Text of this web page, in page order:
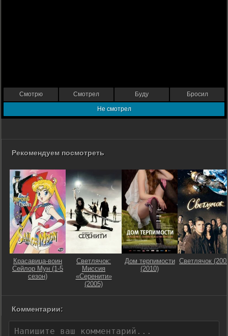
Смотрю Смотрел Буду Бросил
Не смотрел
Рекомендуем посмотреть
Красавица-воин
Сейлор Мун (1-5
сезон)
Светлячок:
Миссия
«Серенити»
(2005)
Дом терпимости
(2010)
Светлячок
Комментарии: